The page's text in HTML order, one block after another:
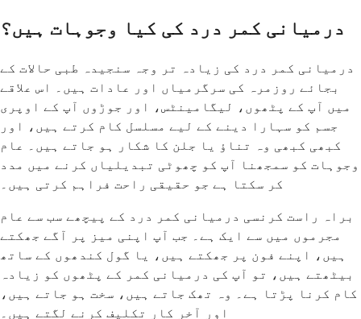
درمیانی کمر درد کی کیا وجوہات ہیں؟
درمیانی کمر درد کی زیادہ تر وجہ سنجیدہ طبی حالات کے
بجائے روزمرہ کی سرگرمیاں اور عادات ہیں۔ اس علاقے
میں آپ کے پٹھوں، لیگامینٹس، اور جوڑوں آپ کے اوپری
جسم کو سہارا دینے کے لیے مسلسل کام کرتے ہیں، اور
کبھی کبھی وہ تناؤ یا جلن کا شکار ہو جاتے ہیں۔ عام
وجوہات کو سمجھنا آپ کو چھوٹی تبدیلیاں کرنے میں مدد
کر سکتا ہے جو حقیقی راحت فراہم کرتی ہیں۔
براہ راست کرنسی درمیانی کمر درد کے پیچھے سب سے عام
مجرموں میں سے ایک ہے۔ جب آپ اپنی میز پر آگے جھکتے
ہیں، اپنے فون پر جھکتے ہیں، یا گول کندھوں کے ساتھ
بیٹھتے ہیں، تو آپ کی درمیانی کمر کے پٹھوں کو زیادہ
کام کرنا پڑتا ہے۔ وہ تھک جاتے ہیں، سخت ہو جاتے ہیں،
اور آخر کار تکلیف کرنے لگتے ہیں۔